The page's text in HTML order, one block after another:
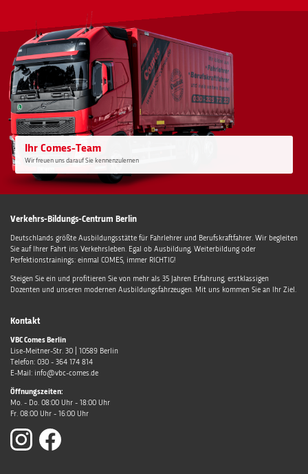
Ihr Comes-Team
Wir freuen uns darauf Sie kennenzulernen
Verkehrs-Bildungs-Centrum Berlin
Deutschlands größte Ausbildungsstätte für Fahrlehrer und Berufskraftfahrer. Wir begleiten
Sie auf Ihrer Fahrt ins Verkehrsleben. Egal ob Ausbildung, Weiterbildung oder
Perfektionstrainings: einmal COMES, immer RICHTIG!
Steigen Sie ein und profitieren Sie von mehr als 35 Jahren Erfahrung, erstklassigen
Dozenten und unseren modernen Ausbildungsfahrzeugen. Mit uns kommen Sie an Ihr Ziel.
Kontakt
VBC Comes Berlin
Lise-Meitner-Str. 30
10589 Berlin
Telefon: 030 - 364 174 814
E-Mail: info@vbc-comes.de
Öffnungszeiten:
Mo. - Do. 08:00 Uhr - 18:00 Uhr
Fr. 08:00 Uhr - 16:00 Uhr